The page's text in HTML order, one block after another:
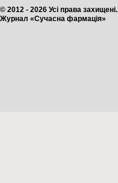
© 2012 - 2026 Усі права захищені.
Журнал «Сучасна фармація»